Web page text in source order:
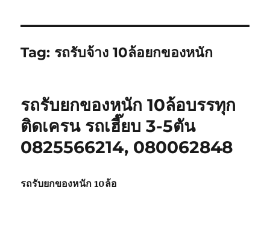
Tag: รถรับจ้าง 10ล้อยกของหนัก
รถรับยกของหนัก 10ล้อบรรทุก
ติดเครน รถเฮี๊ยบ 3-5ตัน
0825566214, 080062848
รถรับยกของหนัก 10ล้อ